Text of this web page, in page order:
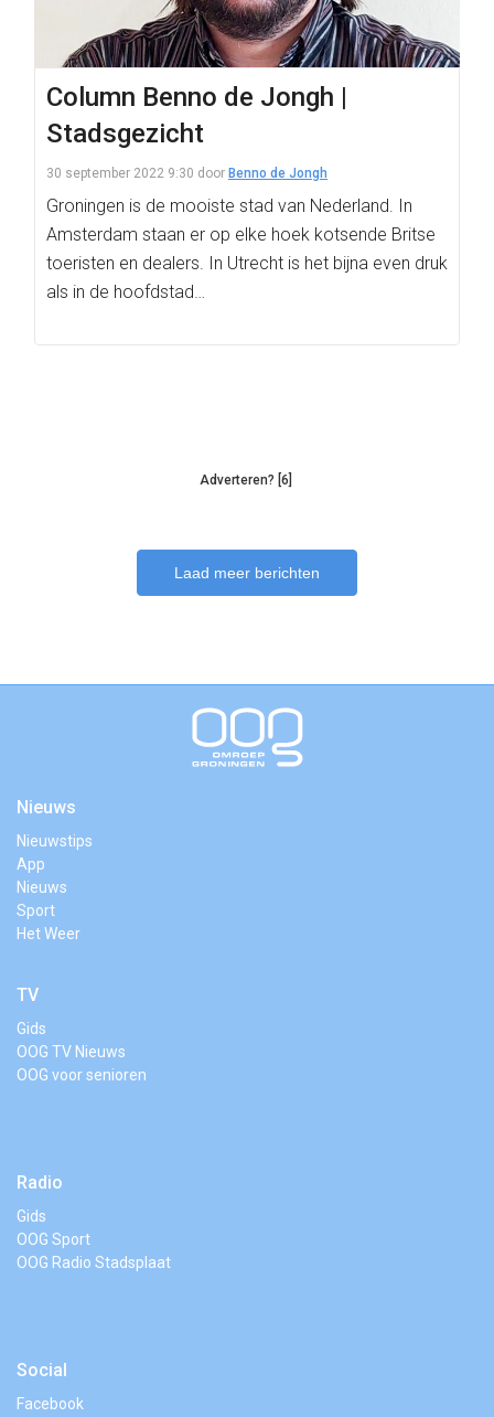
Column Benno de Jongh |
Stadsgezicht
30 september 2022 9:30 door Benno de Jongh
Groningen is de mooiste stad van Nederland. In
Amsterdam staan er op elke hoek kotsende Britse
toeristen en dealers. In Utrecht is het bijna even druk
als in de hoofdstad…
Adverteren? [6]
Laad meer berichten
Nieuws
Nieuwstips
App
Nieuws
Sport
Het Weer
TV
Gids
OOG TV Nieuws
OOG voor senioren
Radio
Gids
OOG Sport
OOG Radio Stadsplaat
Social
Facebook